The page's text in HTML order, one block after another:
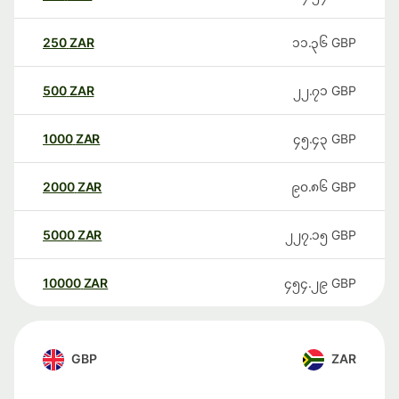
250ZAR ၁၁.၃၆ GBP
500ZAR ၂၂.၇၁ GBP
1000ZAR ၄၅.၄၃ GBP
2000ZAR ၉၀.၈၆ GBP
5000ZAR ၂၂၇.၁၅ GBP
10000 ZAR ၄၅၄.၂၉ GBP
GBP ZAR